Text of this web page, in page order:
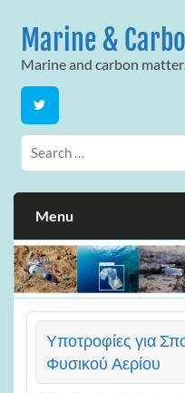
contentMarine &
Marine and carbon
Menu
Υποτροφίες για
Φυσικού Αερίου